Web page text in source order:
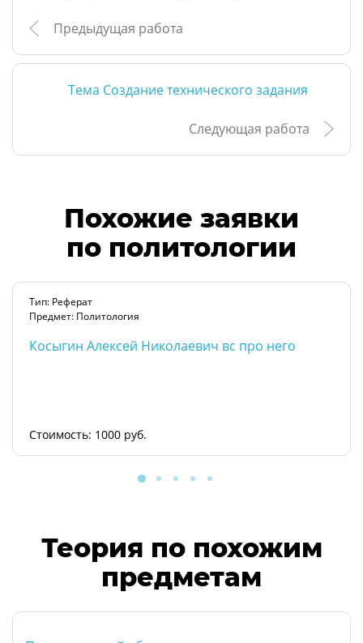
Предыдущая работа
Тема Создание технического задания
Следующая работа
Похожие заявки
по политологии
Тип: Реферат
Предмет: Политология
Косыгин Алексей Николаевич вс про него
Стоимость: 1000 руб.
Теория по похожим
предметам